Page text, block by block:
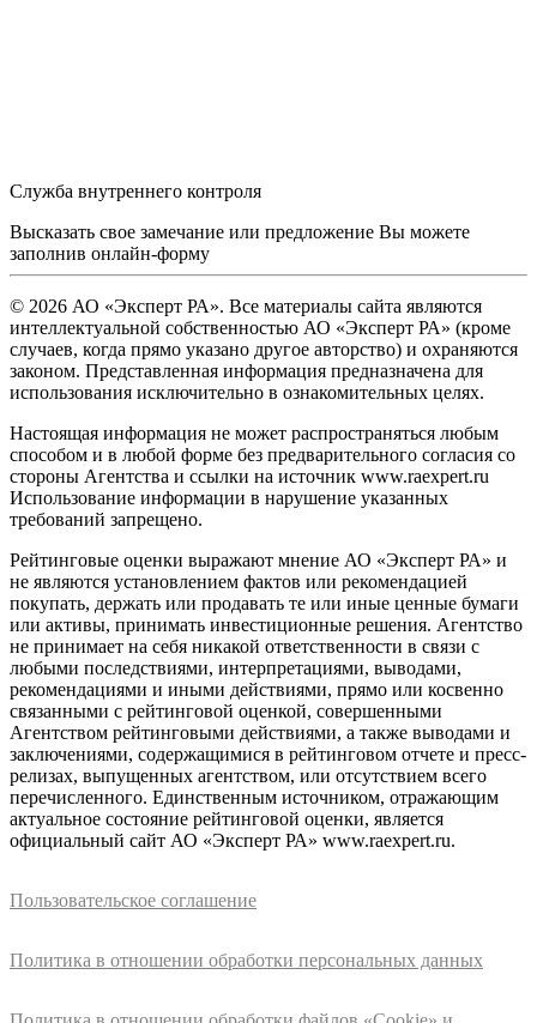
Служба внутреннего контроля
Высказать свое замечание или предложение Вы можете
заполнив онлайн-форму
© 2026 АО «Эксперт РА». Все материалы сайта являются
интеллектуальной собственностью АО «Эксперт РА» (кроме
случаев, когда прямо указано другое авторство) и охраняются
законом. Представленная информация предназначена для
использования исключительно в ознакомительных целях.
Настоящая информация не может распространяться любым
способом и в любой форме без предварительного согласия со
стороны Агентства и ссылки на источник www.raexpert.ru
Использование информации в нарушение указанных
требований запрещено.
Рейтинговые оценки выражают мнение АО «Эксперт РА» и
не являются установлением фактов или рекомендацией
покупать, держать или продавать те или иные ценные бумаги
или активы, принимать инвестиционные решения. Агентство
не принимает на себя никакой ответственности в связи с
любыми последствиями, интерпретациями, выводами,
рекомендациями и иными действиями, прямо или косвенно
связанными с рейтинговой оценкой, совершенными
Агентством рейтинговыми действиями, а также выводами и
заключениями, содержащимися в рейтинговом отчете и пресс-
релизах, выпущенных агентством, или отсутствием всего
перечисленного. Единственным источником, отражающим
актуальное состояние рейтинговой оценки, является
официальный сайт АО «Эксперт РА» www.raexpert.ru.
Пользовательское соглашение
Политика в отношении обработки персональных данных